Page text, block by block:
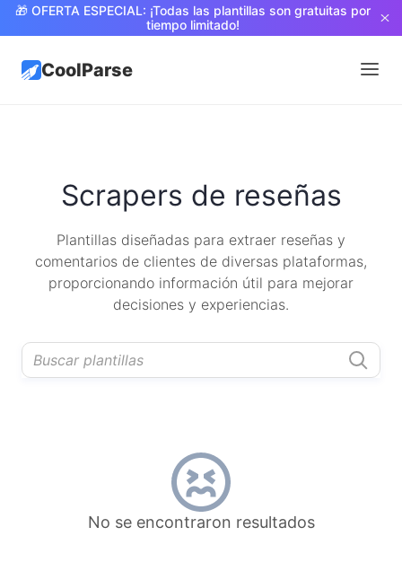
🎁 OFERTA ESPECIAL: ¡Todas las plantillas son gratuitas por
tiempo limitado!
CoolParse
Scrapers de reseñas
Plantillas diseñadas para extraer reseñas y
comentarios de clientes de diversas plataformas,
proporcionando información útil para mejorar
decisiones y experiencias.
No se encontraron resultados